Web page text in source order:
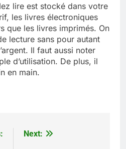
lire est stocké dans votre
les livres électroniques
que les livres imprimés. On
lecture sans pour autant
Il faut aussi noter
d’utilisation. De plus, il
en main.
Next: